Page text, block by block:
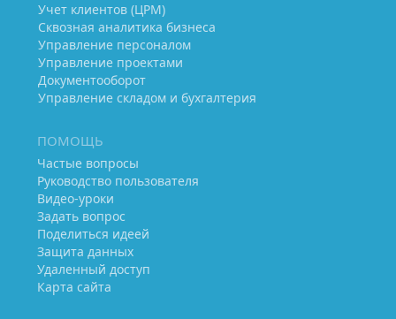
Учет клиентов (ЦРМ)
Сквозная аналитика бизнеса
Управление персоналом
Управление проектами
Документооборот
Управление складом и бухгалтерия
ПОМОЩЬ
Частые вопросы
Руководство пользователя
Видео-уроки
Задать вопрос
Поделиться идеей
Защита данных
Удаленный доступ
Карта сайта